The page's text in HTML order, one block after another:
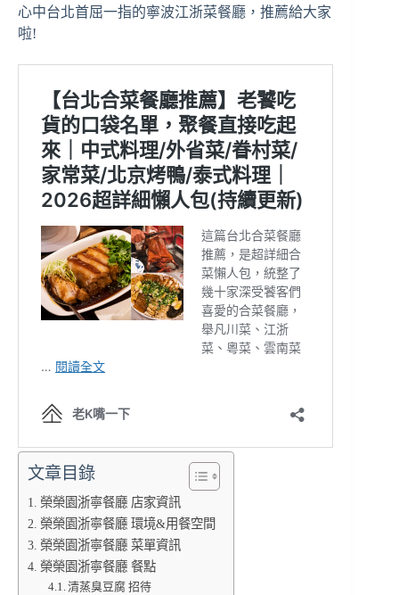
心中台北首屈一指的寧波江浙菜餐廳，推薦給大家
啦!
文章目錄
榮榮園浙寧餐廳 店家資訊
榮榮園浙寧餐廳 環境&用餐空間
榮榮園浙寧餐廳 菜單資訊
榮榮園浙寧餐廳 餐點
清蒸臭豆腐 招待